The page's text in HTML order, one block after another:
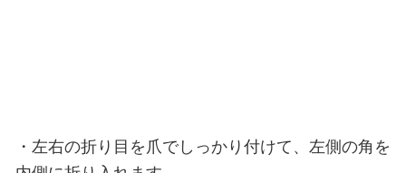
・左右の折り目を爪でしっかり付けて、左側の角を